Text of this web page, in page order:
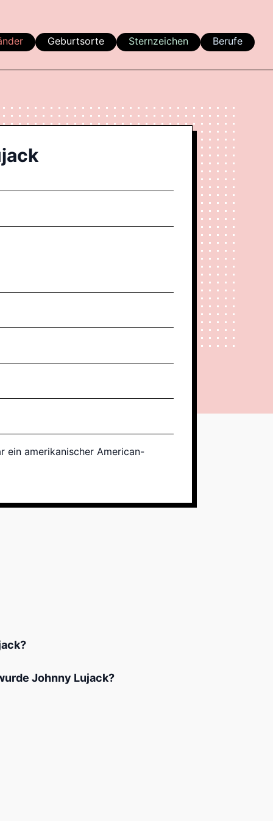
Geburtsorte Sternzeichen Berufe
ein amerikanischer American-
Johnny Lujack?